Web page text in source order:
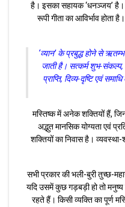
है। इसका सहायक ‘धनञ्जय’ है।
रूपी गीता का आविर्भाव
‘व्यान’ के प्रबुद्ध होने से
जाती है। सत्कर्म शुभ-संकल्प,
प्राप्ति, दिव्य-दृष्टि एवं
मस्तिष्क में अनेक शक्तियों हैं,
अद्भुत मानसिक योग्यता एवं
शक्तियों का निवास है।
सभी प्रकार की भली-बुरी तुच्छ-
यदि उसमें कुछ गड़बड़ी हो तो मनुष्य
रहते हैं। किसी व्यक्ति का पूर्ण